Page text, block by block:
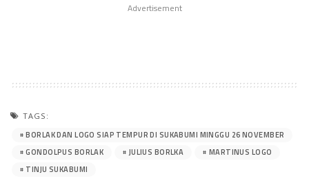
Advertisement
TAGS:
BORLAK DAN LOGO SIAP TEMPUR DI SUKABUMI MINGGU 26 NOVEMBER
GONDOLPUS BORLAK
JULIUS BORLKA
MARTINUS LOGO
TINJU SUKABUMI